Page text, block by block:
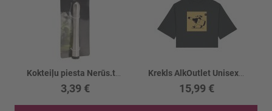
3,39 € 15,99 €